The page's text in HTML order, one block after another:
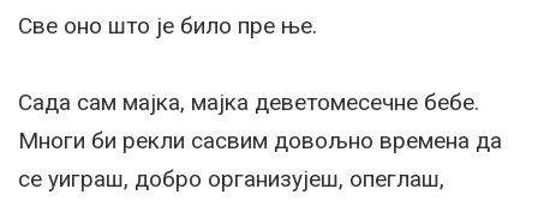
Све оно што је било пре ње.
Сада сам мајка, мајка деветомесечне бебе.
Многи би рекли сасвим довољно времена да
се уиграш, добро организујеш, опеглаш,